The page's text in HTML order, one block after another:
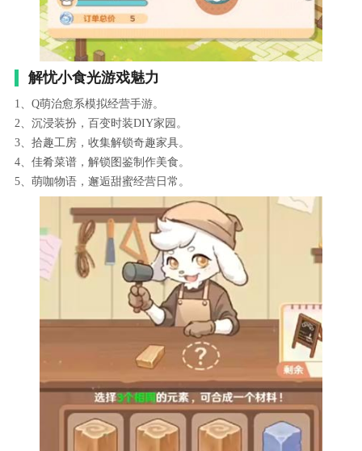
解忧小食光游戏魅力
1、Q萌治愈系模拟经营手游。
2、沉浸装扮，百变时装DIY家园。
3、拾趣工房，收集解锁奇趣家具。
4、佳肴菜谱，解锁图鉴制作美食。
5、萌咖物语，邂逅甜蜜经营日常。